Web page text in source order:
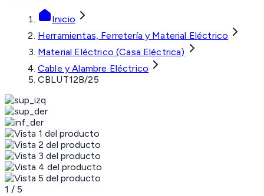
Inicio
Herramientas, Ferretería y Material Eléctrico
Material Eléctrico (Casa Eléctrica)
Cable y Alambre Eléctrico
CBLUT12B/25
1 / 5